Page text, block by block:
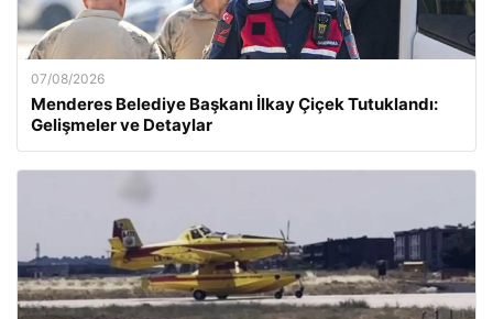
07/08/2026
Menderes Belediye Başkanı İlkay Çiçek Tutuklandı:
Gelişmeler ve Detaylar